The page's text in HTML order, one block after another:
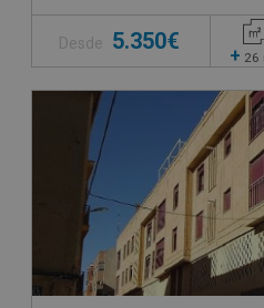
Desde 5.350€
+ 26